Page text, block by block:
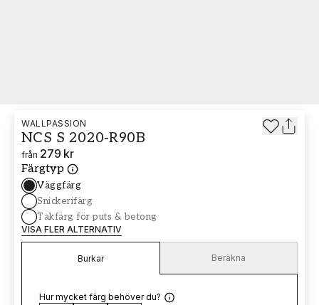
WALLPASSION
NCS S 2020-R90B
från 279 kr
Färgtyp
Väggfärg
Snickerifärg
Takfärg för puts & betong
VISA FLER ALTERNATIV
Burkar Beräkna
Hur mycket färg behöver du?